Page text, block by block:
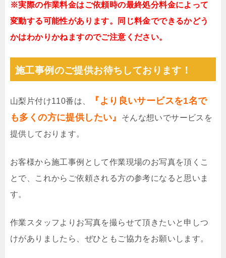
※実際の作業料金はご依頼時の最終処分料金によって
変動する可能性があります。同じ料金でできるかどう
かはわかりかねますのでご注意ください。
施工事例のご提供お待ちしております！
山梨片付け110番は、
『より良いサービスを1名で
も多くの方に提供したい』
そんな想いでサービスを
提供しております。
お客様から施工事例として作業現場のお写真を頂くこ
とで、これからご依頼される方の参考になると思いま
す。
作業スタッフよりお写真を撮らせて頂きたいと申しつ
けがありましたら、ぜひともご協力をお願いします。